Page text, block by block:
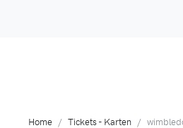
Home Tickets - Karten